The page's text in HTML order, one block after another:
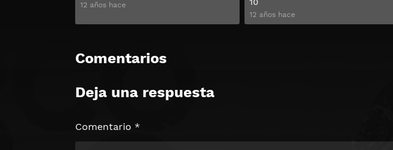
12 años hace
12 años hace
Comentarios
Deja una respuesta
Comentario *